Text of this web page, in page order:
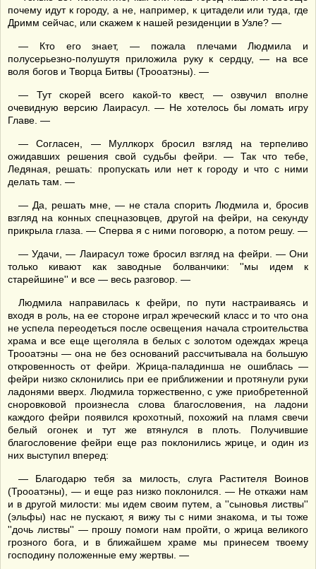
почему идут к городу, а не, например, к цитадели или туда, где
Дримм сейчас, или скажем к нашей резиденции в Узле? —
— Кто его знает, — пожала плечами Людмила и
полусерьезно-полушутя приложила руку к сердцу, — на все
воля богов и Творца Битвы (Трооатэны). —
— Тут скорей всего какой-то квест, — озвучил вполне
очевидную версию Лаирасул. — Не хотелось бы ломать игру
Главе. —
— Согласен, — Муллкорх бросил взгляд на терпеливо
ожидавших решения свой судьбы фейри. — Так что тебе,
Ледяная, решать: пропускать или нет к городу и что с ними
делать там. —
— Да, решать мне, — не стала спорить Людмила и, бросив
взгляд на конных спецназовцев, другой на фейри, на секунду
прикрыла глаза. — Сперва я с ними поговорю, а потом решу. —
— Удачи, — Лаирасул тоже бросил взгляд на фейри. — Они
только кивают как заводные болванчики: ''мы идем к
старейшине'' и все — весь разговор. —
Людмила направилась к фейри, по пути настраиваясь и
входя в роль, на ее стороне играл жреческий класс и то что она
не успела переодеться после освещения начала строительства
храма и все еще щеголяла в белых с золотом одеждах жреца
Трооатэны — она не без оснований рассчитывала на большую
откровенность от фейри. Жрица-паладинша не ошиблась —
фейри низко склонились при ее приближении и протянули руки
ладонями вверх. Людмила торжественно, с уже приобретенной
сноровковой произнесла слова благословения, на ладони
каждого фейри появился крохотный, похожий на пламя свечи
белый огонек и тут же втянулся в плоть. Получившие
благословение фейри еще раз поклонились жрице, и один из
них выступил вперед:
— Благодарю тебя за милость, слуга Растителя Воинов
(Трооатэны), — и еще раз низко поклонился. — Не откажи нам
и в другой милости: мы идем своим путем, а ''сыновья листвы''
(эльфы) нас не пускают, я вижу ты с ними знакома, и ты тоже
''дочь листвы'' — прошу помоги нам пройти, о жрица великого
грозного бога, и в ближайшем храме мы принесем твоему
господину положенные ему жертвы. —